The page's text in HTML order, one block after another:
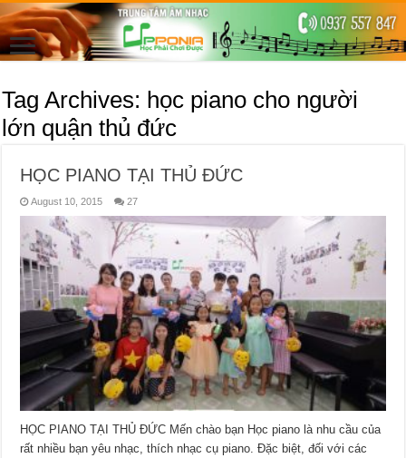
Tag Archives: học piano cho người
lớn quận thủ đức
HỌC PIANO TẠI THỦ ĐỨC
August 10, 2015 27
HỌC PIANO TẠI THỦ ĐỨC Mến chào bạn Học piano là nhu cầu của
rất nhiều bạn yêu nhạc, thích nhạc cụ piano. Đặc biệt, đối với các